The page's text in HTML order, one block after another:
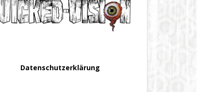
Datenschutzerklärung